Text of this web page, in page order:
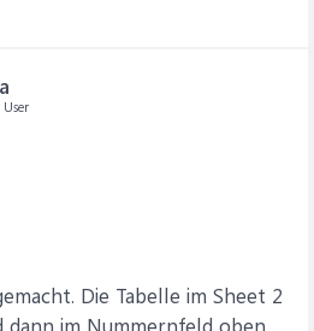
Die Tabelle im Sheet 2
dann im Nummernfeld oben